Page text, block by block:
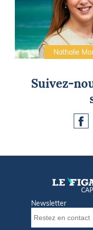
Nathalie
Suivez-
Newsletter